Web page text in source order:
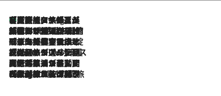
11 Hours Ago
【厳選旅コスメ】「多機能アイテムがメイン！」旅好き美容エディターが選んだ夏旅ベストコスメを発表【Mサイズジップ】
2026.8.6
「荷物が増えるほど旅ストレスは増す」美容ジャーナリストがたどり着いた最終結論。“化粧品を劇的に減らす”感動の凝縮美容とは
2026.8.6
「旅先には金髪ウィッグを持参」日本と同じメイクでは損してる!? 美容ジャーナリストが提案する“掟破りの旅美容”とは
2026.8.6
【厳選旅コスメ】「身軽さ＆UV対策重視！」ヘアアーティストshucoが選んだ夏旅ベストコスメを発表【Mサイズジップ】
2026.8.5
【厳選旅コスメ】国内をあちこち移動する河井菜摘が選んだ夏旅ベストコスメ発表！「リラックスアイテムはマスト」【Mサイズジップ】
2026.8.4
【厳選旅コスメ】「紫外線＆乾燥対策しながらメイク感も！」ヘア＆メイクGeorgeが選んだ夏旅ベストコスメを発表！【Mサイズジップ】